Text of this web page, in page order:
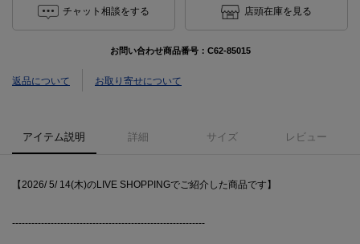
チャット相談をする 店頭在庫を見る
お問い合わせ商品番号： C62-85015
返品について お取り寄せについて
アイテム説明 詳細 サイズ レビュー
【2026/ 5/ 14(木)のLIVE SHOPPINGでご紹介した商品です】
------------------------------------------------------------